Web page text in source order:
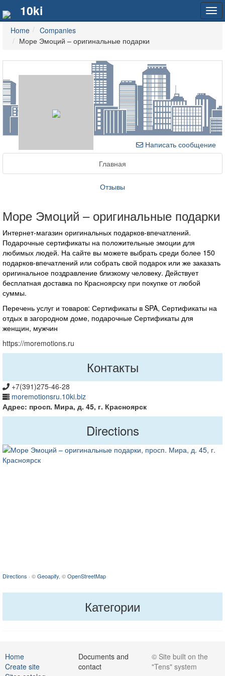
10ki
Home
Companies
Море Эмоций – оригинальные подарки
Написать сообщение
Главная
Отзывы
Море Эмоций – оригинальные подарки
Интернет-магазин оригинальных подарков-впечатлений.
Подарочные сертификаты на положительные эмоции для
любимых людей. На сайте вы можете выбрать среди более 150
подарков-впечатлений или собрать свой подарок или же заказать
оригинальное поздравление близкому человеку. Действует
бесплатная доставка по Красноярску при покупке от любой
суммы.
Перечень услуг и товаров: Сертификаты в SPA, Сертификаты на
отдых в загородном доме, подарочные Сертификаты для
женщин, мужчин
https://moremotions.ru
Контакты
+7(391)275-46-28
moremotionsru.10ki.biz
Адрес: просп. Мира, д. 45, г. Красноярск
Directions
Directions · ©Geoapify, ©OpenStreetMap
Категории
Home
Create site
Documents and
contact
© Site built on the
"Tens" system